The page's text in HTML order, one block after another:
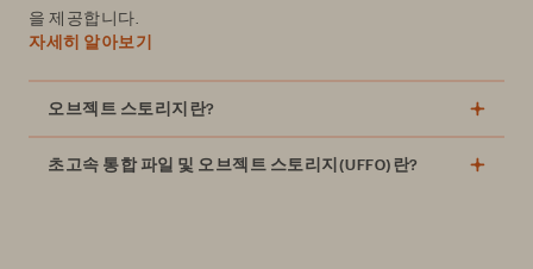
을 제공합니다.
자세히 알아보기
오브젝트 스토리지란?
초고속 통합 파일 및 오브젝트 스토리지(UFFO)란?